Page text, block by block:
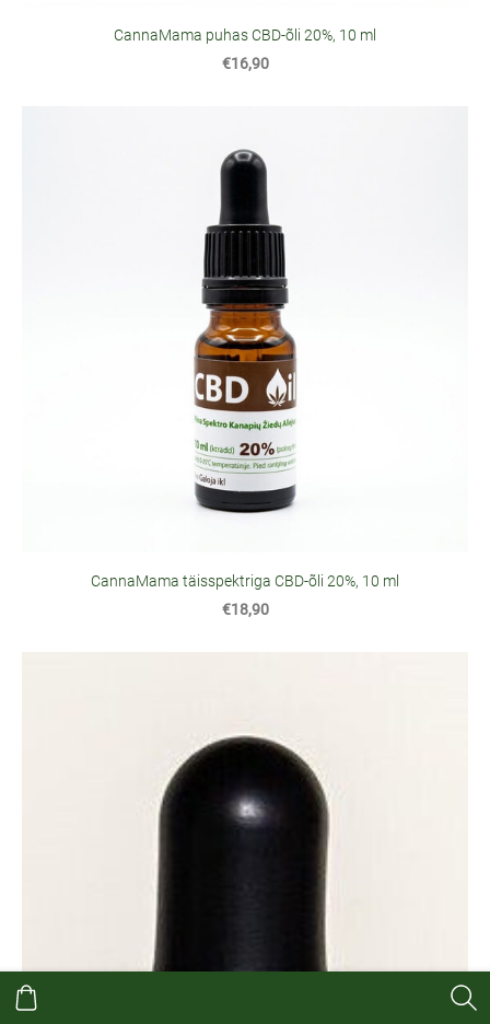
CannaMama puhas CBD-õli 20%, 10 ml
€16,90
CannaMama täisspektriga CBD-õli 20%, 10 ml
€18,90